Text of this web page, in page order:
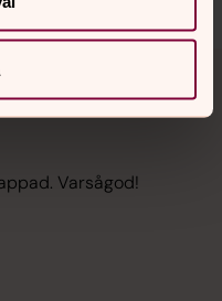
Varsågod!